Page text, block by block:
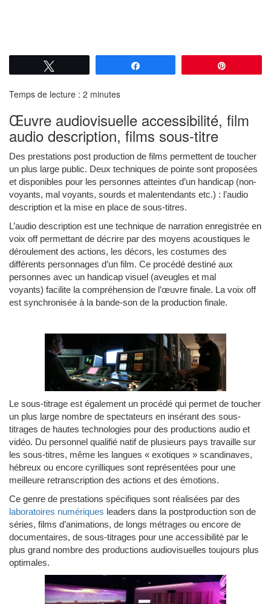
Temps de lecture : 2 minutes
Œuvre audiovisuelle accessibilité, film
audio description, films sous-titre
Des prestations post production de films permettent de toucher
un plus large public. Deux techniques de pointe sont proposées
et disponibles pour les personnes atteintes d’un handicap (non-
voyants, mal voyants, sourds et malentendants etc.) : l’audio
description et la mise en place de sous-titres.
L’audio description est une technique de narration enregistrée en
voix off permettant de décrire par des moyens acoustiques le
déroulement des actions, les décors, les costumes des
différents personnages d’un film. Ce procédé destiné aux
personnes avec un handicap visuel (aveugles et mal
voyants) facilite la compréhension de l’œuvre finale. La voix off
est synchronisée à la bande-son de la production finale.
Le sous-titrage est également un procédé qui permet de toucher
un plus large nombre de spectateurs en insérant des sous-
titrages de hautes technologies pour des productions audio et
vidéo. Du personnel qualifié natif de plusieurs pays travaille sur
les sous-titres, même les langues « exotiques » scandinaves,
hébreux ou encore cyrilliques sont représentées pour une
meilleure retranscription des actions et des émotions.
Ce genre de prestations spécifiques sont réalisées par des
laboratoires numériques leaders dans la postproduction son de
séries, films d’animations, de longs métrages ou encore de
documentaires, de sous-titrages pour une accessibilité par le
plus grand nombre des productions audiovisuelles toujours plus
optimales.